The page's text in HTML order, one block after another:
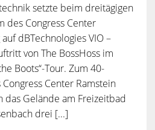
setzte beim dreitägigen
des Congress Center
dBTechnologies VIO –
von The BossHoss im
Boots“-Tour. Zum 40-
Center Ramstein
das Gelände am Freizeitbad
drei [...]